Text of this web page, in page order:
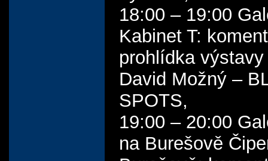
18:00 – 19:00
Kabinet T:
prohlídka
David Možný –
SPOTS,
19:00 – 20:00
na Burešově